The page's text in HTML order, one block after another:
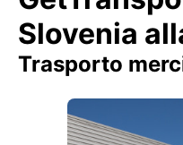
Slovenia
Trasporto